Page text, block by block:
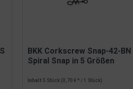
BKK Corkscrew Snap-42-BN
Spiral Snap in 5 Größen
Inhalt 5 Stück (0,70 € * / 1 Stück)